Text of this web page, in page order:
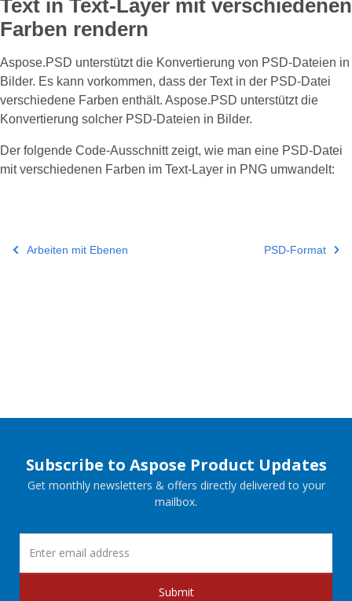
Text in Text-Layer mit verschiedenen
Farben rendern
Aspose.PSD unterstützt die Konvertierung von PSD-Dateien in
Bilder. Es kann vorkommen, dass der Text in der PSD-Datei
verschiedene Farben enthält. Aspose.PSD unterstützt die
Konvertierung solcher PSD-Dateien in Bilder.
Der folgende Code-Ausschnitt zeigt, wie man eine PSD-Datei
mit verschiedenen Farben im Text-Layer in PNG umwandelt:
Arbeiten mit Ebenen PSD-Format
Subscribe to Aspose Product Updates
Get monthly newsletters & offers directly delivered to your
mailbox.
Submit